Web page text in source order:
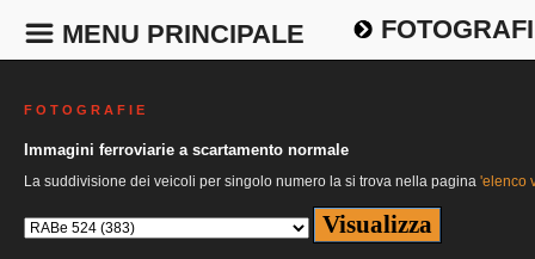
MENU PRINCIPALE
F O T O G R A F I E
Immagini ferroviarie a scartamento normale
La suddivisione dei veicoli per singolo numero la si trova nella pagina 'elenco